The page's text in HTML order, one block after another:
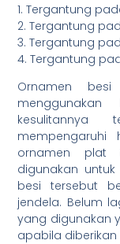
1. Tergantung
2. Tergantung
3. Tergantung
4. Tergantung
Ornamen
mempengaruhi
ornamen plat
digunakan
besi tersebut
jendela. Belum
yang digunakan
apabila diberikan